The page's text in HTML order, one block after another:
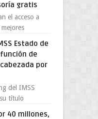
gratis
el acceso a
Estado de
de
por
del IMSS
título
40 millones,